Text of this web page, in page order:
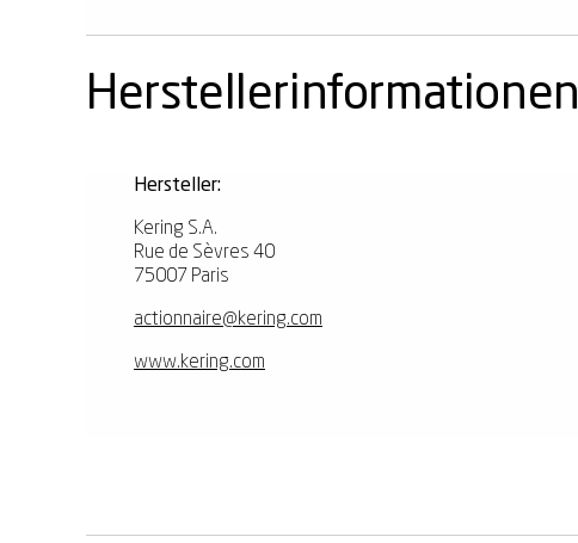
Herstellerinformationen
Hersteller:
Kering S.A.
Rue de Sèvres 40
75007 Paris
actionnaire@kering.com
www.kering.com